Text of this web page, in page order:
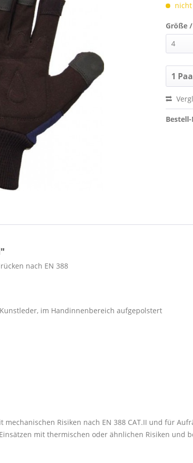
Größe
nach EN 388
im Handinnenbereich aufgepolstert
Risiken nach EN 388 CAT.II und für
mit thermischen oder ähnlichen Risiken und